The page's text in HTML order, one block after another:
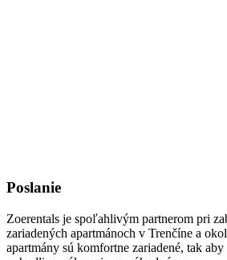
Poslanie
Zoerentals je spoľahlivým partnerom pri
zariadených apartmánoch v Trenčíne a
apartmány sú komfortne zariadené, tak